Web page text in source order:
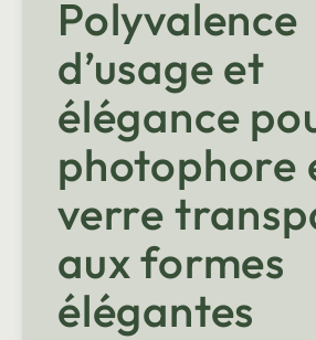
Polyvalence
d’usage et
élégance
photophore
verre
aux formes
élégantes